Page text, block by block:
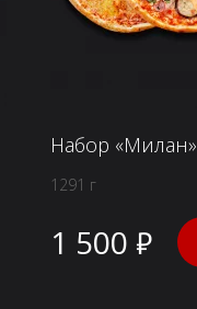
Набор «Милан»
1291 г
1 500 ₽